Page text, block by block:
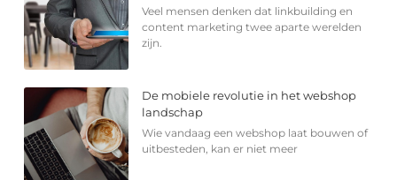
Veel mensen denken dat linkbuilding en
content marketing twee aparte werelden
zijn.
De mobiele revolutie in het webshop
landschap
Wie vandaag een webshop laat bouwen of
uitbesteden, kan er niet meer